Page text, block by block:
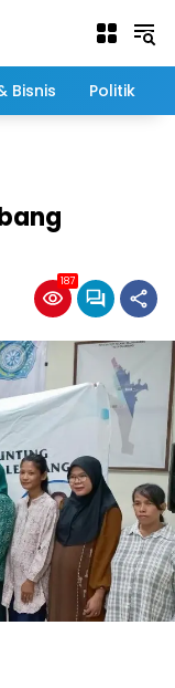
Bisnis Politik
187